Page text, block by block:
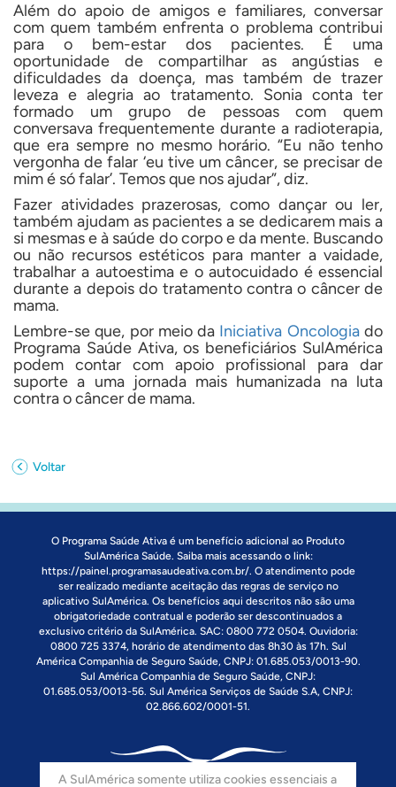
A SulAmérica somente utiliza cookies essenciais a
Além do apoio de amigos e familiares, conversar
com quem também enfrenta o problema contribui
para o bem-estar dos pacientes. É uma
oportunidade de compartilhar as angústias e
dificuldades da doença, mas também de trazer
leveza e alegria ao tratamento. Sonia conta ter
formado um grupo de pessoas com quem
conversava frequentemente durante a radioterapia,
que era sempre no mesmo horário. “Eu não tenho
vergonha de falar ‘eu tive um câncer, se precisar de
mim é só falar’. Temos que nos ajudar”, diz.
Fazer atividades prazerosas, como dançar ou ler,
também ajudam as pacientes a se dedicarem mais a
si mesmas e à saúde do corpo e da mente. Buscando
ou não recursos estéticos para manter a vaidade,
trabalhar a autoestima e o autocuidado é essencial
durante a depois do tratamento contra o câncer de
mama.
Lembre-se que, por meio da Iniciativa Oncologia do
Programa Saúde Ativa, os beneficiários SulAmérica
podem contar com apoio profissional para dar
suporte a uma jornada mais humanizada na luta
contra o câncer de mama.
Voltar
O Programa Saúde Ativa é um benefício adicional ao Produto
SulAmérica Saúde. Saiba mais acessando o link:
https://painel.programasaudeativa.com.br/. O atendimento pode
ser realizado mediante aceitação das regras de serviço no
aplicativo SulAmérica. Os benefícios aqui descritos não são uma
obrigatoriedade contratual e poderão ser descontinuados a
exclusivo critério da SulAmérica. SAC: 0800 772 0504. Ouvidoria:
0800 725 3374, horário de atendimento das 8h30 às 17h. Sul
América Companhia de Seguro Saúde, CNPJ: 01.685.053/0013-90.
Sul América Companhia de Seguro Saúde, CNPJ:
01.685.053/0013-56. Sul América Serviços de Saúde S.A, CNPJ:
02.866.602/0001-51.